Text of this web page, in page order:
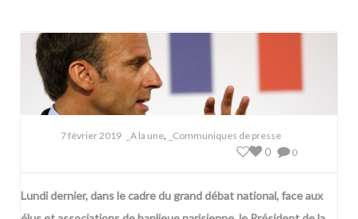
7 février 2019 _A la une,
_Communiques de presse
0
0
Lundi dernier, dans le cadre du grand débat national, face aux